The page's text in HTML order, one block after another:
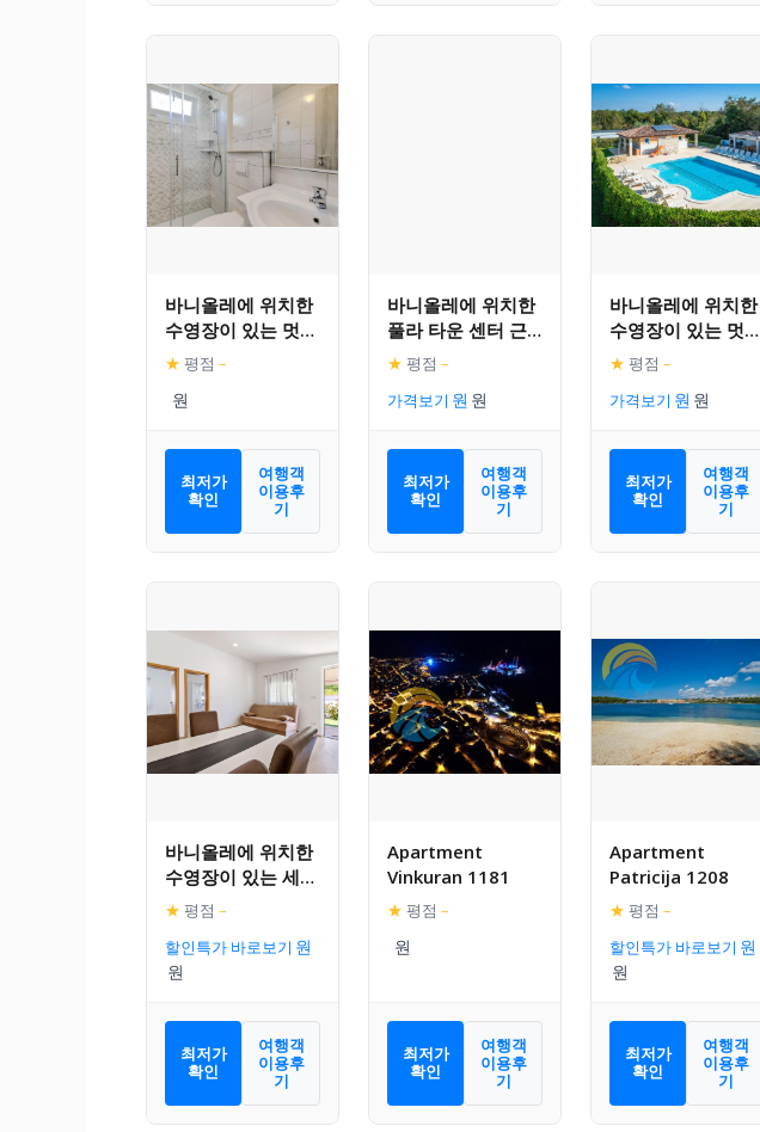
바니올레에 위치한
수영장이 있는 멋진
모바일 홈
★ 평점 –
최저가
확인
여행객
이용후
기
바니올레에 위치한
풀라 타운 센터 근
처의 파노라마 아파
트먼트
★ 평점 –
가격보기
최저가
확인
여행객
이용후
기
바니올레에 위치한
수영장이 있는 멋진
모바일 홈
★ 평점 –
가격보기
최저가
확인
여행객
이용후
기
바니올레에 위치한
수영장이 있는 세련
된 홀리데이 홈
★ 평점 –
할인특가 바로보기
최저가
확인
여행객
이용후
기
Apartment
Vinkuran 1181
★ 평점 –
최저가
확인
여행객
이용후
기
Apartment
Patricija 1208
★ 평점 –
할인특가 바로보기
최저가
확인
여행객
이용후
기